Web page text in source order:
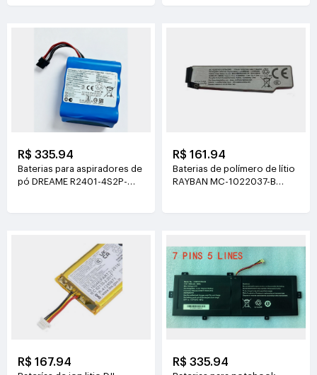
R$ 335.94
Baterias para aspiradores de
pó DREAME R2401-4S2P-
R$ 161.94
Baterias de polímero de lítio
RAYBAN MC-1022037-B
R$ 167.94 R$ 335.94